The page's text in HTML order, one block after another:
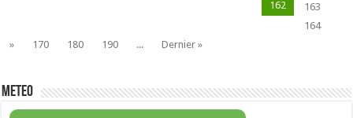
162
163
164
»
170 180 190 ... Dernier »
METEO